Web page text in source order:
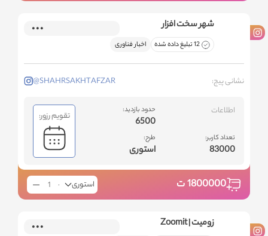
شهر سخت افزار
12 تبلیغ داده شده اخبار فناوری
نشانی پیج: @SHAHRSAKHTAFZAR
اطلاعات
تعداد کاربر:
83000
حدود بازدید:
6500
طرح:
استوری
تقویم رزور:
1800000ت استوری
زومیت | Zoomit